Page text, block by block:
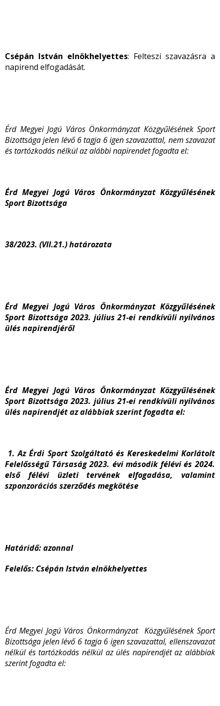
Csépán István elnökhelyettes: Felteszi szavazásra a
napirend elfogadását.
Érd Megyei Jogú Város Önkormányzat Közgyűlésének Sport
Bizottsága jelen lévő 6 tagja 6 igen szavazattal, nem szavazat
és tartózkodás nélkül az alábbi napirendet fogadta el:
Érd Megyei Jogú Város Önkormányzat Közgyűlésének
Sport Bizottsága
38/2023. (VII.21.) határozata
Érd Megyei Jogú Város Önkormányzat Közgyűlésének
Sport Bizottsága 2023. július 21-ei rendkívüli nyilvános
ülés napirendjéről
Érd Megyei Jogú Város Önkormányzat Közgyűlésének
Sport Bizottsága 2023. július 21-ei rendkívüli nyilvános
ülés napirendjét az alábbiak szerint fogadta el:
1.Az Érdi Sport Szolgáltató és Kereskedelmi Korlátolt
Felelősségű Társaság 2023. évi második félévi és 2024.
első félévi üzleti tervének elfogadása, valamint
szponzorációs szerződés megkötése
Határidő: azonnal
Felelős: Csépán István elnökhelyettes
Érd Megyei Jogú Város Önkormányzat Közgyűlésének Sport
Bizottsága jelen lévő 6 tagja 6 igen szavazattal, ellenszavazat
nélkül és tartózkodás nélkül az ülés napirendjét az alábbiak
szerint fogadta el: